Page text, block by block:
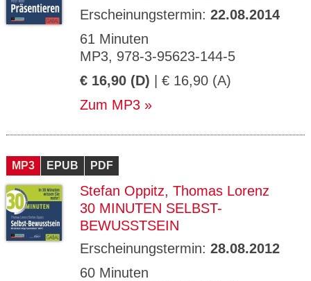
Erscheinungstermin: 22.08.2014
61 Minuten
MP3, 978-3-95623-144-5
€ 16,90 (D) | € 16,90 (A)
Zum MP3
MP3 EPUB PDF
Stefan Oppitz, Thomas Lorenz
30 MINUTEN SELBST-
BEWUSSTSEIN
Erscheinungstermin: 28.08.2012
60 Minuten